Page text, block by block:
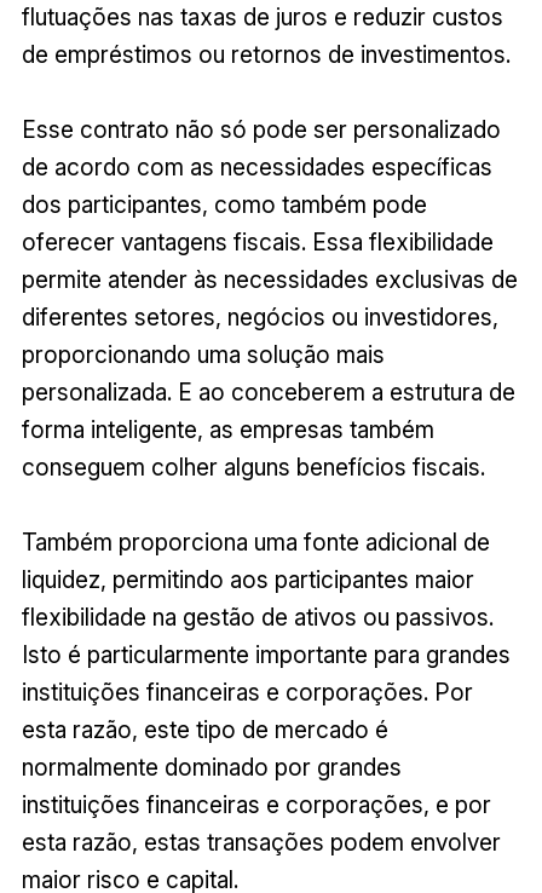
flutuações nas taxas de juros e reduzir custos
de empréstimos ou retornos de investimentos.
Esse contrato não só pode ser personalizado
de acordo com as necessidades específicas
dos participantes, como também pode
oferecer vantagens fiscais. Essa flexibilidade
permite atender às necessidades exclusivas de
diferentes setores, negócios ou investidores,
proporcionando uma solução mais
personalizada. E ao conceberem a estrutura de
forma inteligente, as empresas também
conseguem colher alguns benefícios fiscais.
Também proporciona uma fonte adicional de
liquidez, permitindo aos participantes maior
flexibilidade na gestão de ativos ou passivos.
Isto é particularmente importante para grandes
instituições financeiras e corporações. Por
esta razão, este tipo de mercado é
normalmente dominado por grandes
instituições financeiras e corporações, e por
esta razão, estas transações podem envolver
maior risco e capital.